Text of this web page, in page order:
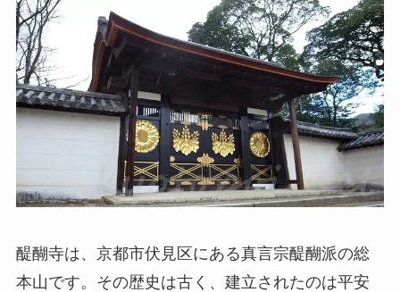
醍醐寺は、京都市伏見区にある真言宗醍醐派の総
本山です。その歴史は古く、建立されたのは平安